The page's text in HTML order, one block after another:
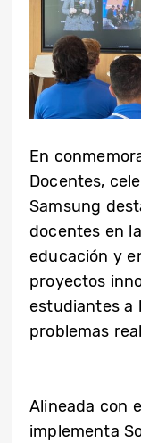
En
Docentes,
Samsung
docentes en
educación y
proyectos
estudiantes a
problemas
Alineada con
implementa